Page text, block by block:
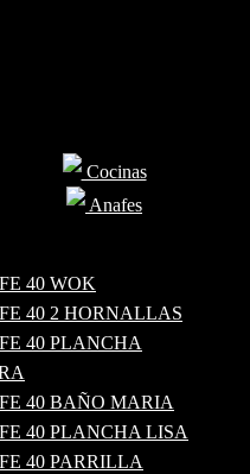
Cocinas
Anafes
40 WOK
40 2 HORNALLAS
40 PLANCHA
40 BAÑO MARIA
40 PLANCHA LISA
40 PARRILLA